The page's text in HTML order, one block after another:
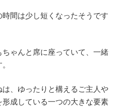
間は少し短くなったそうです
ゃんと席に座っていて、一緒
、ゆったりと構えるご主人や
成している一つの大きな要素